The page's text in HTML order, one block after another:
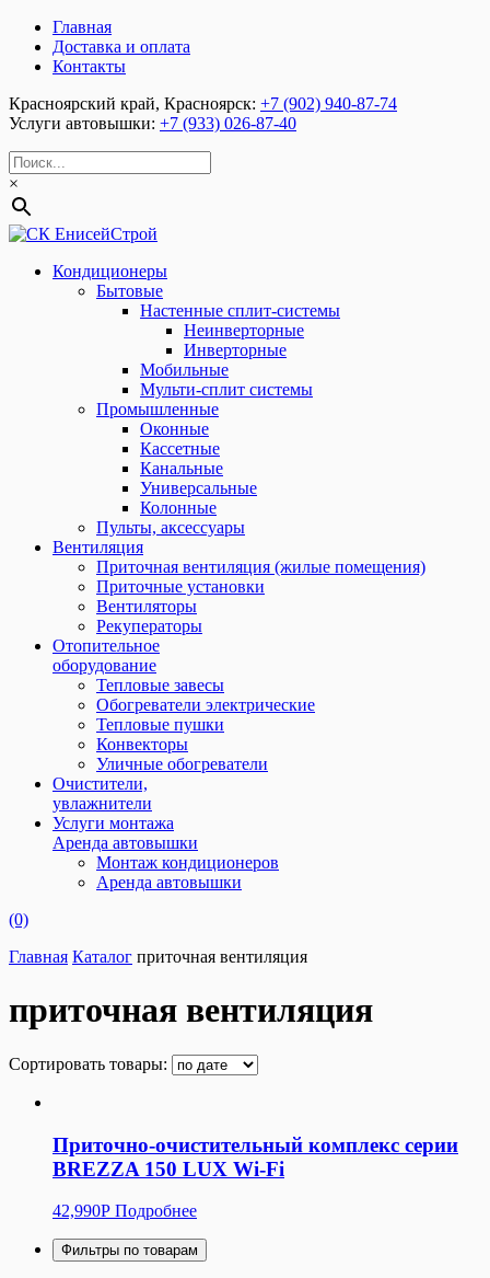
Главная
Доставка и оплата
Контакты
Красноярский край, Красноярск: +7 (902) 940-87-74
Услуги автовышки: +7 (933) 026-87-40
×
Кондиционеры
Бытовые
Настенные сплит-системы
Неинверторные
Инверторные
Мобильные
Мульти-сплит системы
Промышленные
Оконные
Кассетные
Канальные
Универсальные
Колонные
Пульты, аксессуары
Вентиляция
Приточная вентиляция (жилые помещения)
Приточные установки
Вентиляторы
Рекуператоры
Отопительное
оборудование
Тепловые завесы
Обогреватели электрические
Тепловые пушки
Конвекторы
Уличные обогреватели
Очистители,
увлажнители
Услуги монтажа
Аренда автовышки
Монтаж кондиционеров
Аренда автовышки
(0)
Главная Каталог приточная вентиляция
приточная вентиляция
Сортировать товары:
Приточно-очистительный комплекс серии
BREZZA 150 LUX Wi-Fi
42,990Р Подробнее
Фильтры по товарам